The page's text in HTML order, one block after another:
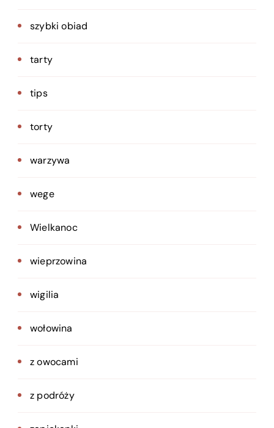
szybki obiad
tarty
tips
torty
warzywa
wege
Wielkanoc
wieprzowina
wigilia
wołowina
z owocami
z podróży